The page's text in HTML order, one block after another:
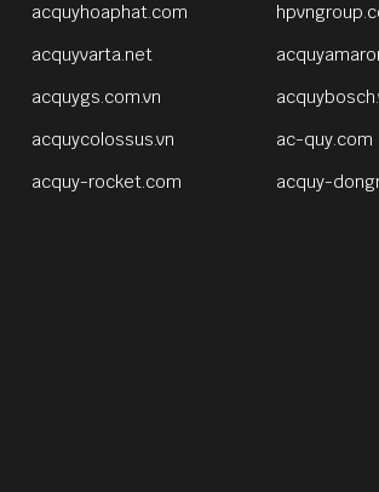
acquyhoaphat.com
acquyvarta.net
acquygs.com.vn
acquycolossus.vn
ac-quy.com
acquy-rocket.com
acquy-